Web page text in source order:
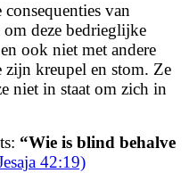
van
deze bedrieglijke
ook niet met andere
kreupel en stom. Ze
niet in staat om zich in
“Wie is blind behalve
42:19)